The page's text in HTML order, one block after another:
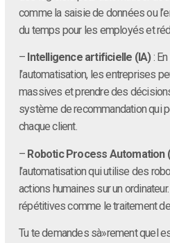
comme la saisie de données ou
du temps pour les employés et
– Intelligence artificielle (IA): En
l’automatisation, les entreprises
massives et prendre des
système de recommandation qui
chaque client.
– Robotic Process Automation
l’automatisation qui utilise des
actions humaines sur un
répétitives comme le traitement
Tu te demandes sà»rement quel